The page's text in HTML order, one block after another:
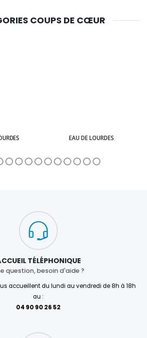
COUPS DE CŒUR
EAU DE LOURDES
TÉLÉPHONIQUE
question, besoin d'aide ?
accueillent du lundi au vendredi de 8h à 18h
au :
04 90 90 26 52